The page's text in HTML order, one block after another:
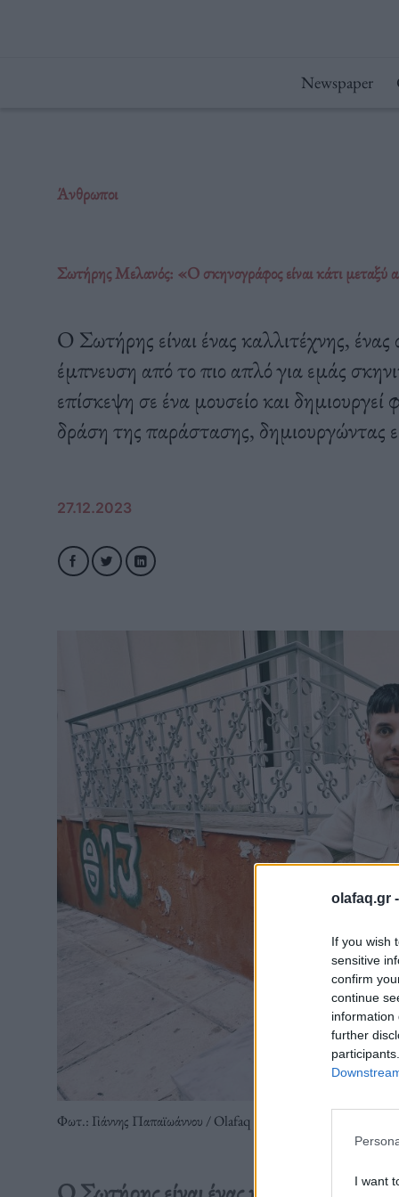
olafaq.gr -
If you wish
sensitive
confirm
continue
information
further
I want
Newspaper
Άνθρωποι
Σωτήρης Μελανός: «O σκηνογράφος είναι κάτι μεταξύ
Ο Σωτήρης είναι ένας καλλιτέχνης,
έμπνευση από το πιο απλό για εμάς
επίσκεψη σε ένα μουσείο και
δράση της παράστασης, δημιουργώντας
27.12.2023
Φωτ.: Γιάννης Παπαϊωάννου / Olafaq